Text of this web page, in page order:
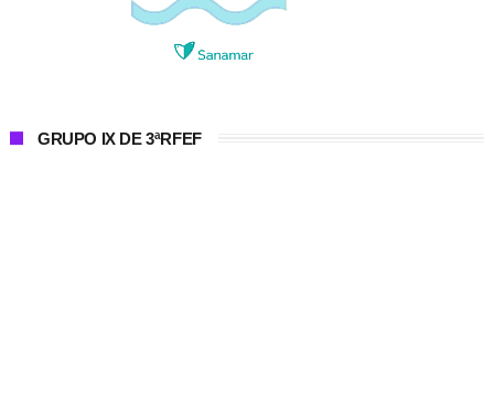
GRUPO IX DE 3ªRFEF